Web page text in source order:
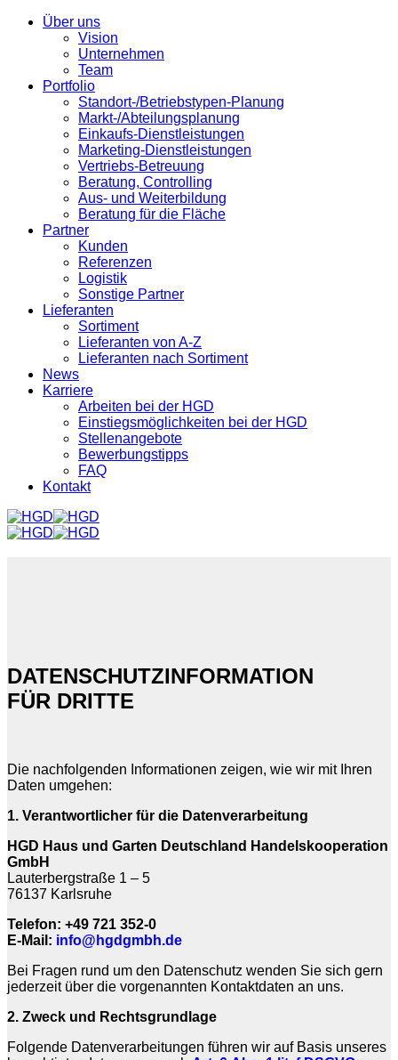
Über uns
Vision
Unternehmen
Team
Portfolio
Standort-/Betriebstypen-Planung
Markt-/Abteilungsplanung
Einkaufs-Dienstleistungen
Marketing-Dienstleistungen
Vertriebs-Betreuung
Beratung, Controlling
Aus- und Weiterbildung
Beratung für die Fläche
Partner
Kunden
Referenzen
Logistik
Sonstige Partner
Lieferanten
Sortiment
Lieferanten von A-Z
Lieferanten nach Sortiment
News
Karriere
Arbeiten bei der HGD
Einstiegsmöglichkeiten bei der HGD
Stellenangebote
Bewerbungstipps
FAQ
Kontakt
DATENSCHUTZ­INFORMATION
FÜR DRITTE
Die nachfolgenden Informationen zeigen, wie wir mit Ihren
Daten umgehen:
1. Verantwortlicher für die Datenverarbeitung
HGD Haus und Garten Deutschland Handelskooperation
GmbH
Lauterbergstraße 1 – 5
76137 Karlsruhe
Telefon: +49 721 352-0
E-Mail: info@hgdgmbh.de
Bei Fragen rund um den Datenschutz wenden Sie sich gern
jederzeit über die vorgenannten Kontaktdaten an uns.
2. Zweck und Rechtsgrundlage
Folgende Datenverarbeitungen führen wir auf Basis unseres